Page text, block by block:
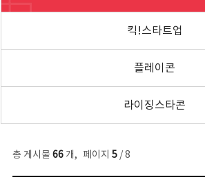
킥!스타트업
플레이콘
라이징스타콘
총 게시물 66개, 페이지 5/ 8